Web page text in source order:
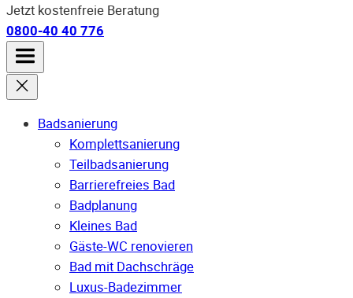
Jetzt kostenfreie Beratung
0800-40 40 776
Badsanierung
Komplettsanierung
Teilbadsanierung
Barrierefreies Bad
Badplanung
Kleines Bad
Gäste-WC renovieren
Bad mit Dachschräge
Luxus-Badezimmer